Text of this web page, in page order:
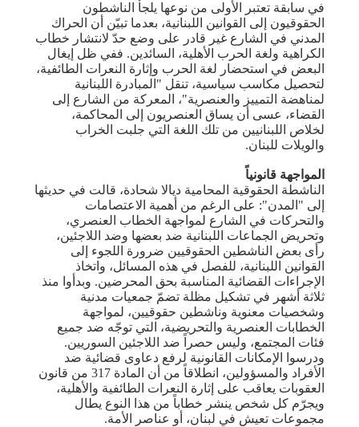
في سابقة تعتبر الأولى من نوعها يلجأ الناشطون
الحقوقيون إلى القوانين اللبنانية، بعدما تبيّن أن الحراك
المدني في الشارع غير قادر على وضع حدّ لانتشار خطاب
الكراهية ولغة الحرب الأهلية، السائدين. ففي ظل إيغال
البعض في استحضار لغة الحرب وإثارة النعرات الطائفية،
لتحصيل مكاسب سياسية، تنقل "المبادرة اللبنانية
لمناهضة التمييز والعنصرية"، المعركة من الشارع إلى
القضاء، عسى أن يساق العنصريون إلى المحاكمة،
لخلاص اللبنانيين من تلك اللغة التي جلبت الخراب
والويلات للبنان.
المواجهة قانونياً
الناشطة الحقوقية المحامية ديالا شحادة، قالت في حديثها
إلى "المدن": على الرغم من أهمية الاعتصامات
والتحركات في الشارع لمواجهة الخطاب العنصري،
وتحريض الجماعات اللبنانية ضد بعضها وضد اللاجئين،
رأى بعض الناشطين الحقوقيين ضرورة اللجوء إلى
القوانين اللبنانية، للفصل في هذه المسائل، واتخاذ
الإجراءات القضائية المناسبة بحق المحرضين. وبدأوا منذ
ثلاثة أشهر في تشكيل مظلة تضمّ جمعيات مدنية
وشخصيات معنوية وناشطين حقوقيين، لمواجهة
الخطابات العنصرية والتحريضية، التي توجّه ضد جميع
فئات المجتمع، وليس حصراً ضد اللاجئين السوريين.
ودرسوا الإمكانات القانونية لرفع دعاوى قضائية ضد
الأفراد والمسؤولين، انطلاقاً من أن المادة 317 من قانون
العقوبات يعاقب على إثارة النعرات الطائفية والأهلية،
ويجرّم كل شخص ينشر خطاباً من هذا النوع يطال
مجموعات تعيش في لبنان، أو عناصر الأمة.